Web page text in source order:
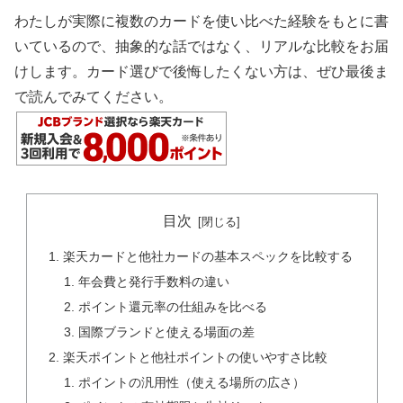
わたしが実際に複数のカードを使い比べた経験をもとに書
いているので、抽象的な話ではなく、リアルな比較をお届
けします。カード選びで後悔したくない方は、ぜひ最後ま
で読んでみてください。
目次
楽天カードと他社カードの基本スペックを比較する
年会費と発行手数料の違い
ポイント還元率の仕組みを比べる
国際ブランドと使える場面の差
楽天ポイントと他社ポイントの使いやすさ比較
ポイントの汎用性（使える場所の広さ）